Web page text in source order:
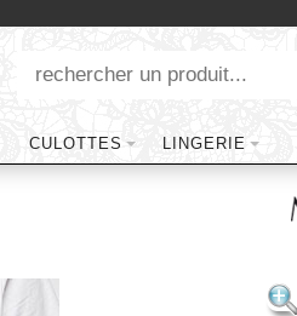
CULOTTES LINGERIE